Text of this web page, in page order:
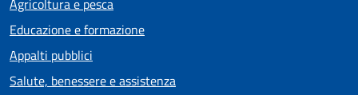
Educazione e formazione
Appalti pubblici
Salute, benessere e assistenza